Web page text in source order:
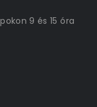
9 és 15 óra